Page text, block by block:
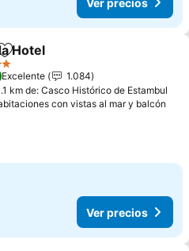
Agregar a favoritos
Hotel
Excelente
1.084
km de: Casco Histórico de Estambul
con vistas al mar y balcón
Ver precios